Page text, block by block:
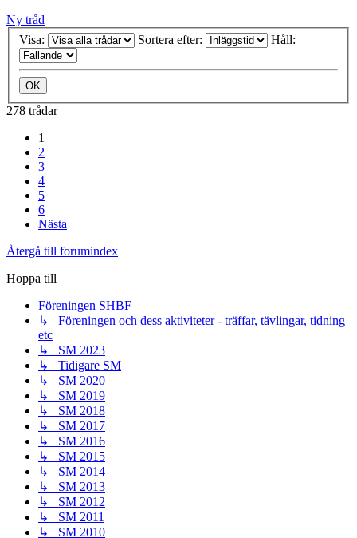
Ny tråd
Visa:
Sortera efter: Håll:
278 trådar
1
2
3
4
5
6
Nästa
Återgå till forumindex
Hoppa till
Föreningen SHBF
↳ Föreningen och dess aktiviteter - träffar, tävlingar, tidning
etc
↳ SM 2023
↳ Tidigare SM
↳ SM 2020
↳ SM 2019
↳ SM 2018
↳ SM 2017
↳ SM 2016
↳ SM 2015
↳ SM 2014
↳ SM 2013
↳ SM 2012
↳ SM 2011
↳ SM 2010